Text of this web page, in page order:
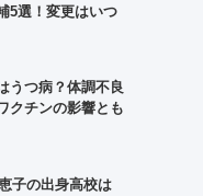
5選！変更はいつ
うつ病？体調不良
クチンの影響とも
子の出身高校は